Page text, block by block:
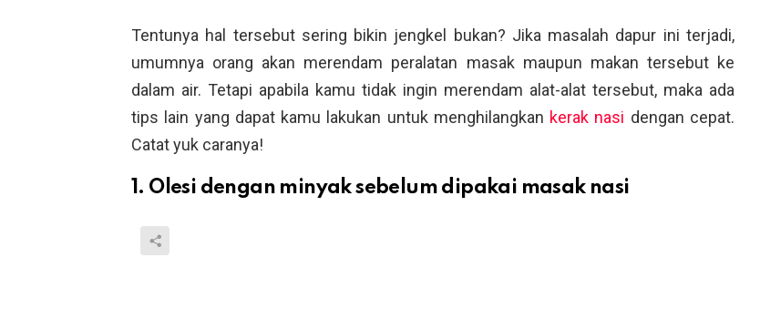
Tentunya hal tersebut sering bikin jengkel bukan? Jika masalah dapur ini terjadi,
umumnya orang akan merendam peralatan masak maupun makan tersebut ke
dalam air. Tetapi apabila kamu tidak ingin merendam alat-alat tersebut, maka ada
tips lain yang dapat kamu lakukan untuk menghilangkan kerak nasi dengan cepat.
Catat yuk caranya!
1. Olesi dengan minyak sebelum dipakai masak nasi